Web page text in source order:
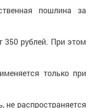
пошлина за
350 рублей. При этом
только при
не распространяется